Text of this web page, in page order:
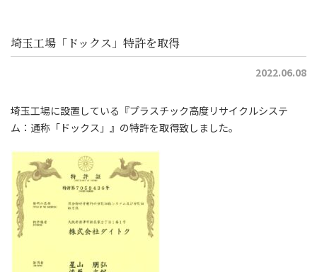
埼玉工場「ドックス」特許を取得
2022.06.08
埼玉工場に設置している『プラスチック高度リサイクルシステ
ム：通称「ドックス」』の特許を取得致しました。